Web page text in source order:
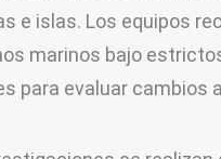
e islas. Los equipos
marinos bajo
para evaluar cambios